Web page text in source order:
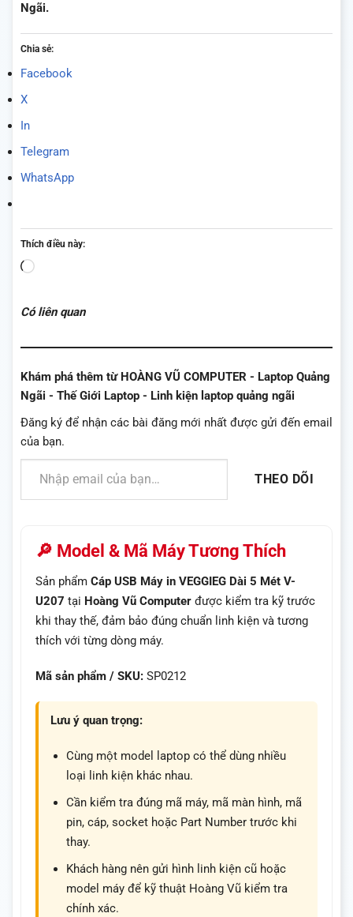
Ngãi.
Chia sẻ:
Facebook
X
In
Telegram
WhatsApp
Thích điều này:
Đang
Có liên quan
Khám phá thêm từ HOÀNG VŨ COMPUTER - Laptop Quảng
Ngãi - Thế Giới Laptop - Linh kiện laptop quảng ngãi
Đăng ký để nhận các bài đăng mới nhất được gửi đến email
của bạn.
Nhập email của bạn…
THEO DÕI
🔎 Model & Mã Máy Tương Thích
Sản phẩm Cáp USB Máy in VEGGIEG Dài 5 Mét V-
U207 tại Hoàng Vũ Computer được kiểm tra kỹ trước
khi thay thế, đảm bảo đúng chuẩn linh kiện và tương
thích với từng dòng máy.
Mã sản phẩm / SKU: SP0212
Lưu ý quan trọng:
Cùng một model laptop có thể dùng nhiều
loại linh kiện khác nhau.
Cần kiểm tra đúng mã máy, mã màn hình, mã
pin, cáp, socket hoặc Part Number trước khi
thay.
Khách hàng nên gửi hình linh kiện cũ hoặc
model máy để kỹ thuật Hoàng Vũ kiểm tra
chính xác.